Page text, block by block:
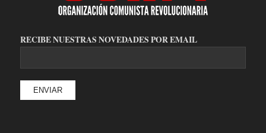
RECIBE NUESTRAS NOVEDADES POR EMAIL